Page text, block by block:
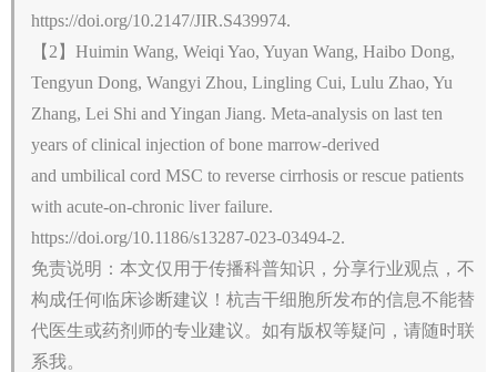
https://doi.org/10.2147/JIR.S439974.
【2】Huimin Wang, Weiqi Yao, Yuyan Wang, Haibo Dong,
Tengyun Dong, Wangyi Zhou, Lingling Cui, Lulu Zhao, Yu
Zhang, Lei Shi and Yingan Jiang. Meta-analysis on last ten
years of clinical injection of bone marrow-derived
and umbilical cord MSC to reverse cirrhosis or rescue patients
with acute-on-chronic liver failure.
https://doi.org/10.1186/s13287-023-03494-2.
免责说明：本文仅用于传播科普知识，分享行业观点，不
构成任何临床诊断建议！杭吉干细胞所发布的信息不能替
代医生或药剂师的专业建议。如有版权等疑问，请随时联
系我。